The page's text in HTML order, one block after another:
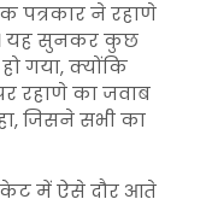
पत्रकार ने रहाणे
यह सुनकर कुछ
गया, क्योंकि
रहाणे का जवाब
जिसने सभी का
में ऐसे दौर आते